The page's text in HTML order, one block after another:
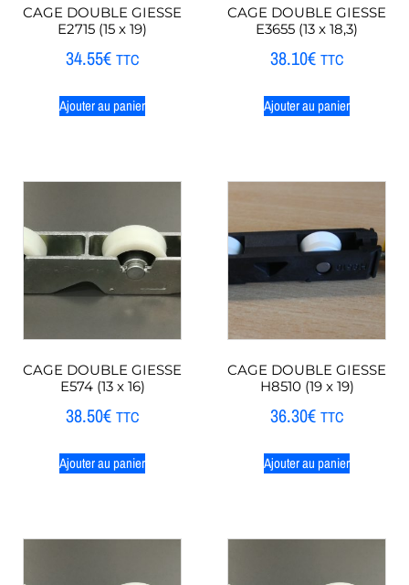
CAGE DOUBLE GIESSE
E2715 (15 x 19)
34.55€ TTC
Ajouter au panier
CAGE DOUBLE GIESSE
E3655 (13 x 18,3)
38.10€ TTC
Ajouter au panier
CAGE DOUBLE GIESSE
E574 (13 x 16)
38.50€ TTC
Ajouter au panier
CAGE DOUBLE GIESSE
H8510 (19 x 19)
36.30€ TTC
Ajouter au panier